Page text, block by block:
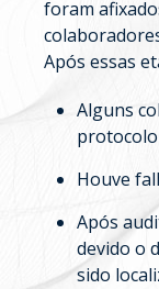
foram
Após essas
Alguns
Houve
Após
devido o
sido